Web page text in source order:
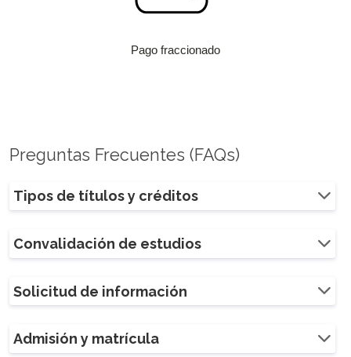
Pago fraccionado
Preguntas Frecuentes (FAQs)
Tipos de títulos y créditos
Convalidación de estudios
Solicitud de información
Admisión y matrícula